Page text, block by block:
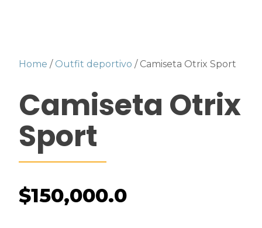
Home / Outfit deportivo / Camiseta Otrix Sport
Camiseta Otrix
Sport
$150,000.0